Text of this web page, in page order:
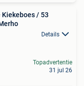
Kiekeboes / 53
Details
Topadvertentie
31 jul 26